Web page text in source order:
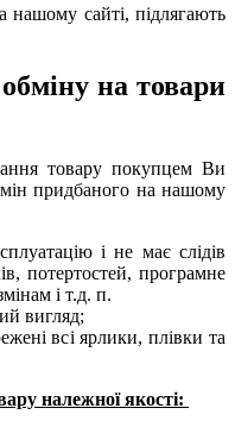
нашому сайті, підлягають
на товари
товару покупцем Ви
придбаного на нашому
і не має слідів
потертостей, програмне
і т.д. п.
вигляд;
всі ярлики, плівки та
належної якості: